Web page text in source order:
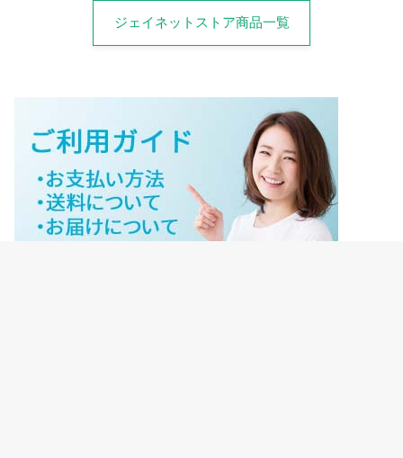
ジェイネットストア商品一覧